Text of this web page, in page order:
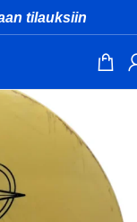
tilauksiin